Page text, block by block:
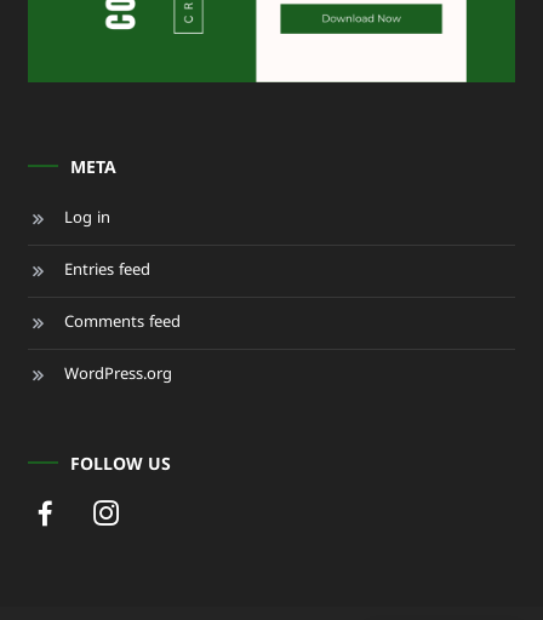
META
Log in
Entries feed
Comments feed
WordPress.org
FOLLOW US